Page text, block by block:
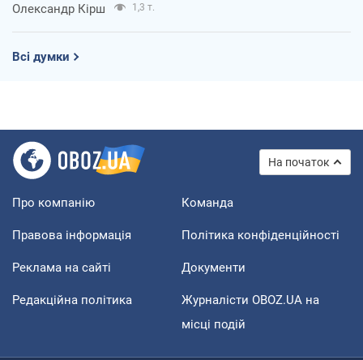
Олександр Кірш 1,3 т.
Всі думки
На початок
Про компанію Команда
Правова інформація Політика конфіденційності
Реклама на сайті Документи
Редакційна політика
Журналісти OBOZ.UA на
місці подій